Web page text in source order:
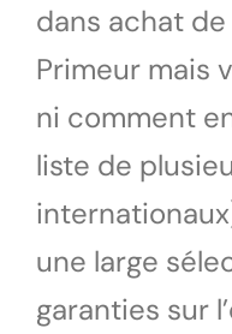
dans achat
Primeur mais
ni comment
liste de
une large
garanties sur